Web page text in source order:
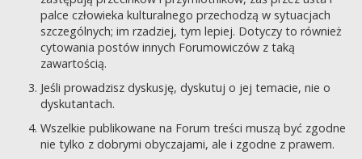
palce człowieka kulturalnego przechodzą w sytuacjach
szczególnych; im rzadziej, tym lepiej. Dotyczy to również
cytowania postów innych Forumowiczów z taką
zawartością.
Jeśli prowadzisz dyskusję, dyskutuj o jej temacie, nie o
dyskutantach.
Wszelkie publikowane na Forum treści muszą być zgodne
nie tylko z dobrymi obyczajami, ale i zgodne z prawem.